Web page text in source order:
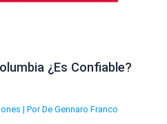
¿Es Confiable?
| Por De Gennaro Franco